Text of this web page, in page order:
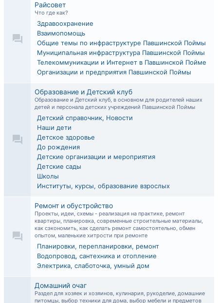
Райсовет
Что где как?
Здравоохранение
Взаимопомощь
Общие темы по инфраструктуре Павшинской Поймы
Муниципальная инфраструктура Павшинской Поймы
Телекоммуникации и Интернет в Павшинской Пойме
Организации и предприятия Павшинской Поймы
Образование и Детский клуб
Образование и Детский клуб, в основном для родителей наших
детей и персонала детских учреждений Павшинской Поймы
Детский справочник, Новости
Наши дети
Детское здоровье
До рождения
Детские организации и мероприятия
Детские сады
Школы
Институты, курсы, образование взрослых
Ремонт и обустройство
Проекты, идеи, схемы - реализация на практике, ремонт
квартиры, планировка, современные строительные материалы,
как сэкономить, как сделать ремонт самостоятельно, обмен
опытом, маленькие хитрости при ремонте
Планировки, перепланировки, ремонт
Водопровод, сантехника и отопление
Электрика, слаботочка, умный дом
Домашний очаг
Раздел для хозяек и хозяинов, кулинария, рукоделие, домашние
питомцы, выбор техники для дома, выбор мебели и предметов